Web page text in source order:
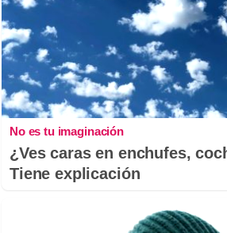
No es tu imaginación
¿Ves caras en enchufes,
Tiene explicación